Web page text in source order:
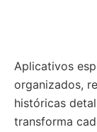
Aplicativos
organizados,
históricas
transforma